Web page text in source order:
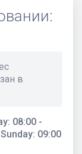
в
08:00 -
09:00